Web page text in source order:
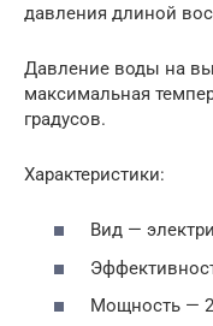
давления длиной
Давление воды на
максимальная
градусов.
Характеристики:
Вид —
Мощность —